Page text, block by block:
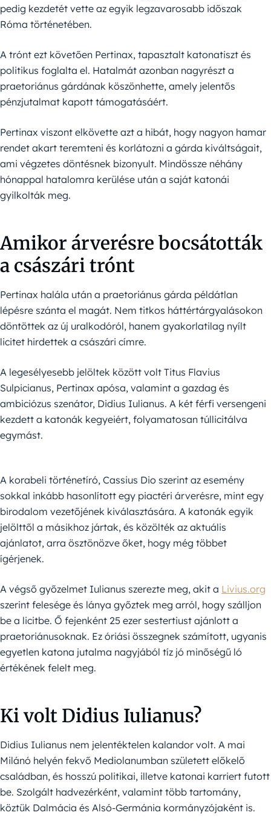
pedig kezdetét vette az egyik legzavarosabb időszak
Róma történetében.
A trónt ezt követően Pertinax, tapasztalt katonatiszt és
politikus foglalta el. Hatalmát azonban nagyrészt a
praetoriánus gárdának köszönhette, amely jelentős
pénzjutalmat kapott támogatásáért.
Pertinax viszont elkövette azt a hibát, hogy nagyon hamar
rendet akart teremteni és korlátozni a gárda kiváltságait,
ami végzetes döntésnek bizonyult. Mindössze néhány
hónappal hatalomra kerülése után a saját katonái
gyilkolták meg.
Amikor árverésre bocsátották
a császári trónt
Pertinax halála után a praetoriánus gárda példátlan
lépésre szánta el magát. Nem titkos háttértárgyalásokon
döntöttek az új uralkodóról, hanem gyakorlatilag nyílt
licitet hirdettek a császári címre.
A legesélyesebb jelöltek között volt Titus Flavius
Sulpicianus, Pertinax apósa, valamint a gazdag és
ambiciózus szenátor, Didius Iulianus. A két férfi versengeni
kezdett a katonák kegyeiért, folyamatosan túllicitálva
egymást.
A korabeli történetíró, Cassius Dio szerint az esemény
sokkal inkább hasonlított egy piactéri árverésre, mint egy
birodalom vezetőjének kiválasztására. A katonák egyik
jelölttől a másikhoz jártak, és közölték az aktuális
ajánlatot, arra ösztönözve őket, hogy még többet
ígérjenek.
A végső győzelmet Iulianus szerezte meg, akit a Livius.org
szerint felesége és lánya győztek meg arról, hogy szálljon
be a licitbe. Ő fejenként 25 ezer sestertiust ajánlott a
praetoriánusoknak. Ez óriási összegnek számított, ugyanis
egyetlen katona jutalma nagyjából tíz jó minőségű ló
értékének felelt meg.
Ki volt Didius Iulianus?
Didius Iulianus nem jelentéktelen kalandor volt. A mai
Milánó helyén fekvő Mediolanumban született előkelő
családban, és hosszú politikai, illetve katonai karriert futott
be. Szolgált hadvezérként, valamint több tartomány,
köztük Dalmácia és Alsó-Germánia kormányzójaként is.